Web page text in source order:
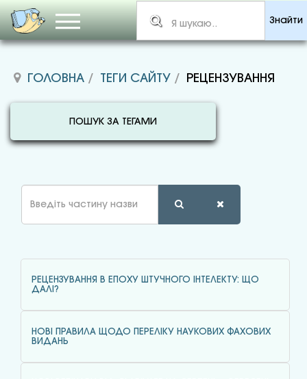
Знайти
ГОЛОВНА ТЕГИ САЙТУ РЕЦЕНЗУВАННЯ
ПОШУК ЗА ТЕГАМИ
частину
назви
РЕЦЕНЗУВАННЯ В ЕПОХУ ШТУЧНОГО ІНТЕЛЕКТУ: ЩО
ДАЛІ?
НОВІ ПРАВИЛА ЩОДО ПЕРЕЛІКУ НАУКОВИХ ФАХОВИХ
ВИДАНЬ